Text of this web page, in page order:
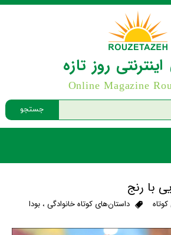
جستجو
روز تازه
Online Magazine
با رنج
داستان‌های کوتاه خانوادگی، بودا